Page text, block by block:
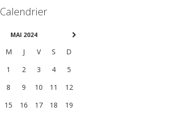
Calendrier
MAI 2024
M J V S
D
1 2 3 4
5
8 9 10 11
12
15 16 17 18
19